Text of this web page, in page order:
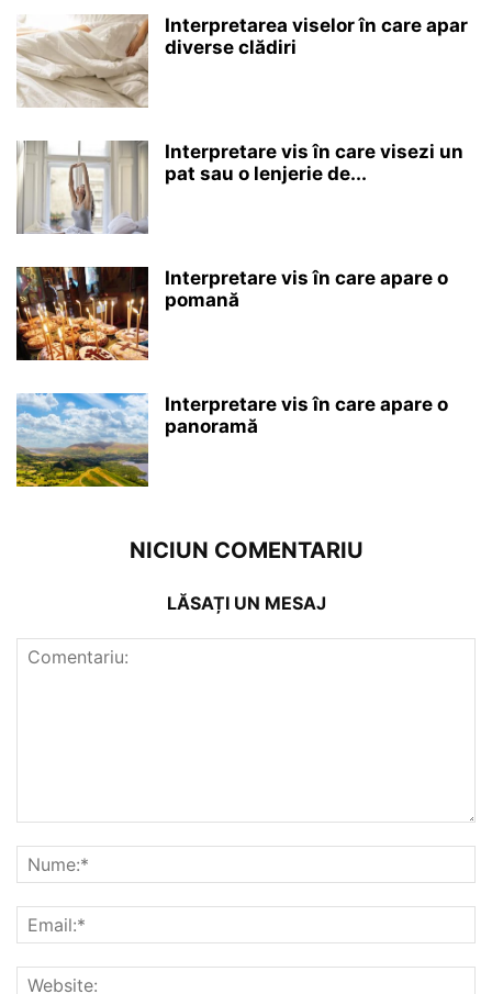
Interpretarea viselor în care apar
diverse clădiri
Interpretare vis în care visezi un
pat sau o lenjerie de...
Interpretare vis în care apare o
pomană
Interpretare vis în care apare o
panoramă
NICIUN COMENTARIU
LĂSAȚI UN MESAJ